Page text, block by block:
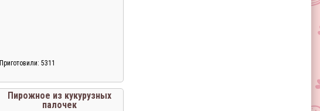
Приготовили: 5311
Пирожное из кукурузных
палочек